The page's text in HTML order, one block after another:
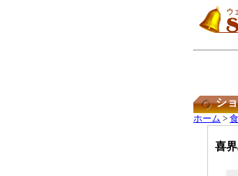
シ
ホーム >
喜